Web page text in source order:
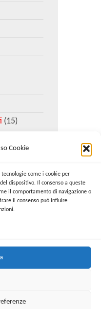
Cookie
come i cookie per
dispositivo. Il consenso a queste
il comportamento di navigazione o
il consenso può influire
(15)